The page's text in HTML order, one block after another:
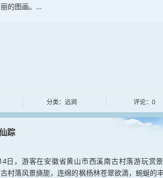
的图画。...
分类：远涧 评论：0
踪
，游客在安徽省黄山市西溪南古村落游玩赏
村落风景旖旎，连绵的枫杨林苍翠欲滴，蜿蜒的